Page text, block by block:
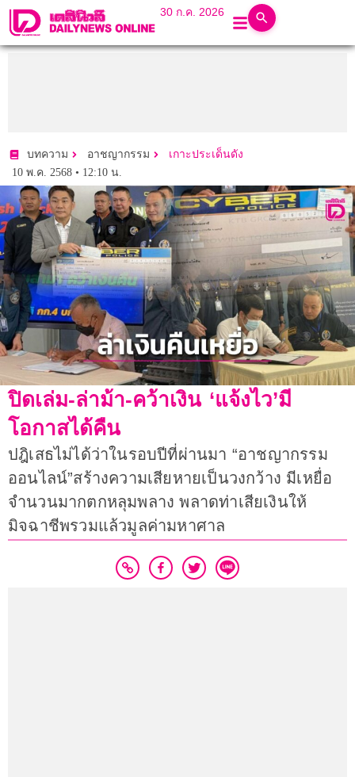
30 ก.ค. 2026
บทความ อาชญากรรม
เกาะประเด็นดัง
10 พ.ค. 2568 • 12:10 น.
ปิดเล่ม-ล่าม้า-คว้าเงิน ‘แจ้งไว’มี
โอกาสได้คืน
ปฎิเสธไม่ได้ว่าในรอบปีที่ผ่านมา “อาชญากรรม
ออนไลน์”สร้างความเสียหายเป็นวงกว้าง มีเหยื่อ
จำนวนมากตกหลุมพลาง พลาดท่าเสียเงินให้
มิจฉาชีพรวมแล้วมูลค่ามหาศาล